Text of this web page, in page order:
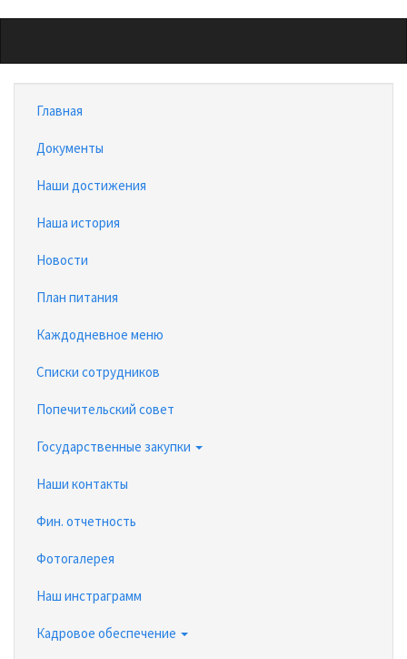
основному
содержанию
Главная
Документы
Наши достижения
Наша история
Новости
План питания
Каждодневное меню
Списки сотрудников
Попечительский совет
Государственные закупки
Наши контакты
Фин. отчетность
Фотогалерея
Наш инстраграмм
Кадровое обеспечение